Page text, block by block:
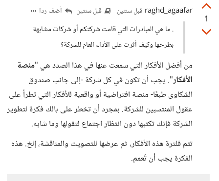
1
raghd_agaafar قبل سنتين قبل سنتين
أضف ردا
. ما هي المبادرات التي قامت شركتكم أو شركات مشابهة
بطرحها وكيف أثرت على الأداء العام للشركة؟
من أفضل الأفكار التي سمعت عنها في هذا الصدد هي "منصة
الأفكار". يجب أن تكون في كل شركة -إلى جانب صندوق
الشكاوى طبعًا- منصة افتراضية أو واقعية للأفكار التي تطرأ على
عقول المنتسبين للشركة. بمجرد أن تخطر على بالك فكرة لتطوير
الشركة فإنك تكتبها دون انتظار اجتماع لتقولها وما شابه.
تتم فلترة هذه الأفكار، ثم عرضها للتصويت والمناقشة، إلخ. هذه
الفكرة يجب أن تُعمم.